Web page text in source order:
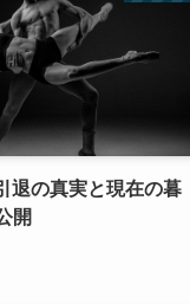
退の真実と現在の暮
開